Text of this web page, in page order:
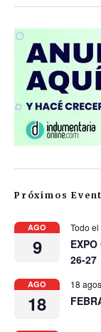
Próximos
AGO
9
Todo el
26-27
AGO
18
18